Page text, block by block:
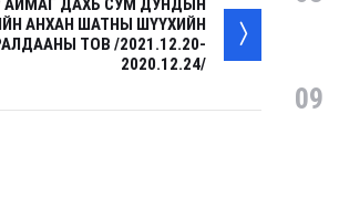
АЙМАГ ДАХЬ СУМ ДУНДЫН
АНХАН ШАТНЫ ШҮҮХИЙН
ТОВ /2021.12.20-
2020.12.24/
09